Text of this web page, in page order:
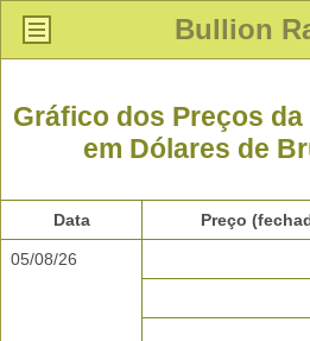
Bullion
Gráfico dos Preços da
em Dólares de
Data Preço
05/08/26